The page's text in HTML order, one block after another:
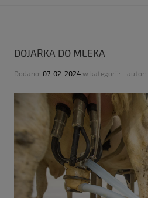
DOJARKA DO MLEKA
Dodano: 07-02-2024 w kategorii: - autor: